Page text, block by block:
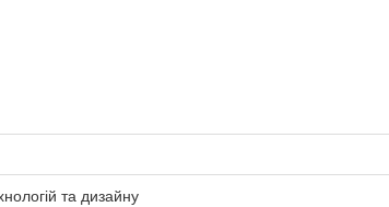
та дизайну